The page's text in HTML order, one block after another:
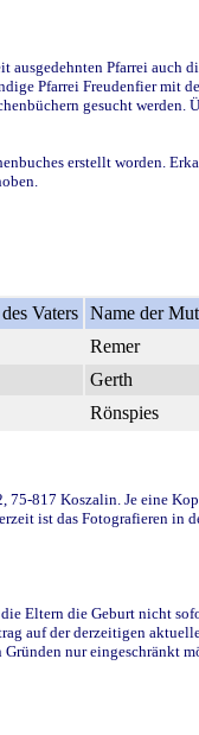
ausgedehnten Pfarrei auch
Pfarrei Freudenfier mit
gesucht werden.
erstellt worden.
Vaters Name der
Remer
Gerth
Rönspies
817 Koszalin. Je eine
ist das Fotografieren in
Eltern die Geburt nicht
auf der derzeitigen
nur eingeschränkt